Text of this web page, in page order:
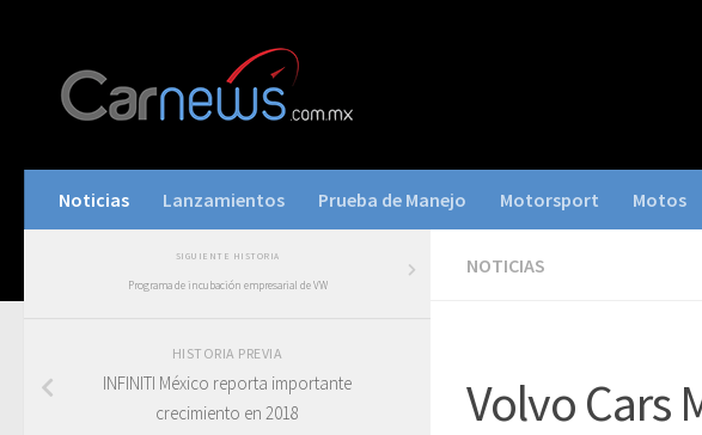
Noticias Lanzamientos Prueba de Manejo Motorsport Motos
NOTICIAS
Volvo Cars
SIGUIENTE HISTORIA
Programa de incubación empresarial de VW
HISTORIA PREVIA
INFINITI México reporta importante
crecimiento en 2018